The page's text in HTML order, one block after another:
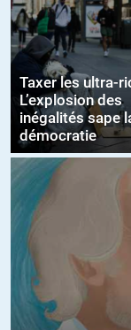
Taxer les ultra-
L’explosion des
inégalités sape
démocratie